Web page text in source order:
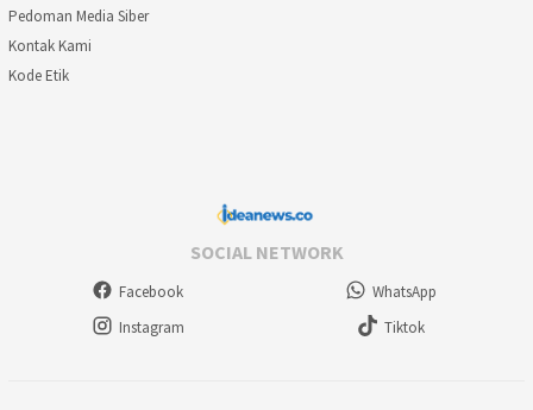
Pedoman Media Siber
Kontak Kami
Kode Etik
SOCIAL NETWORK
Facebook
WhatsApp
Instagram
Tiktok